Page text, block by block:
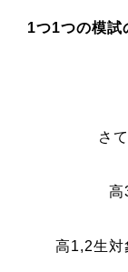
1つ1つの模試
さ
高
高1,2生対